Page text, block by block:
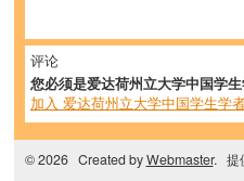
评论
您必须是爱达荷州立大学中国学
加入 爱达荷州立大学中国学生学
© 2026 Created byWebmaster. 提